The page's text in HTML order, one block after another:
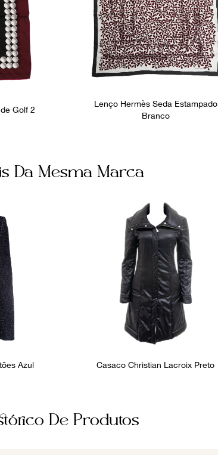
Golf 2
Lenço Hermès Seda Estampado
Branco
Da Mesma Marca
Azul Casaco Christian Lacroix Preto
De Produtos